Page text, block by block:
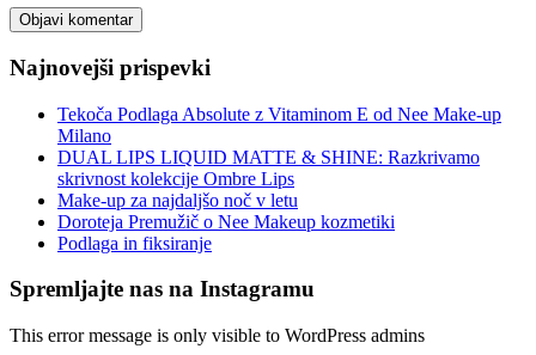
Najnovejši prispevki
Tekoča Podlaga Absolute z Vitaminom E od Nee Make-up
Milano
DUAL LIPS LIQUID MATTE & SHINE: Razkrivamo
skrivnost kolekcije Ombre Lips
Make-up za najdaljšo noč v letu
Doroteja Premužič o Nee Makeup kozmetiki
Podlaga in fiksiranje
Spremljajte nas na Instagramu
This error message is only visible to WordPress admins